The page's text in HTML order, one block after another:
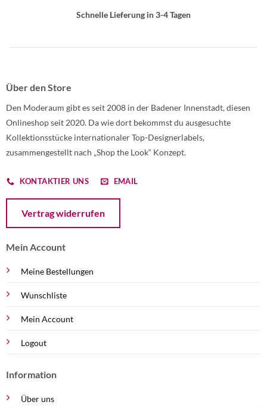
Schnelle Lieferung in 3-4 Tagen
Über den Store
Den Moderaum gibt es seit 2008 in der Badener Innenstadt, diesen
Onlineshop seit 2020. Da wie dort bekommst du ausgesuchte
Kollektionsstücke internationaler Top-Designerlabels,
zusammengestellt nach „Shop the Look“ Konzept.
KONTAKTIER UNS EMAIL
Vertrag widerrufen
Mein Account
Meine Bestellungen
Wunschliste
Mein Account
Logout
Information
Über uns